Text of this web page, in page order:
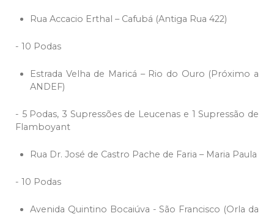
Rua Accacio Erthal – Cafubá (Antiga Rua 422)
- 10 Podas
Estrada Velha de Maricá – Rio do Ouro (Próximo a
ANDEF)
- 5 Podas, 3 Supressões de Leucenas e 1 Supressão de
Flamboyant
Rua Dr. José de Castro Pache de Faria – Maria Paula
- 10 Podas
Avenida Quintino Bocaiúva - São Francisco (Orla da